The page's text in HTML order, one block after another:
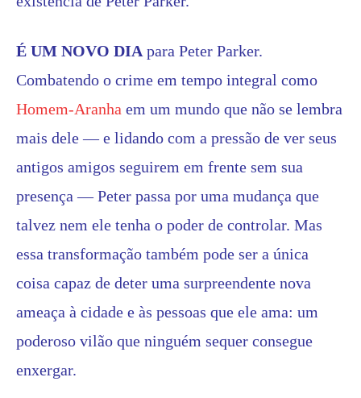
É UM NOVO DIA para Peter Parker.
Combatendo o crime em tempo integral como
Homem-Aranha em um mundo que não se lembra
mais dele — e lidando com a pressão de ver seus
antigos amigos seguirem em frente sem sua
presença — Peter passa por uma mudança que
talvez nem ele tenha o poder de controlar. Mas
essa transformação também pode ser a única
coisa capaz de deter uma surpreendente nova
ameaça à cidade e às pessoas que ele ama: um
poderoso vilão que ninguém sequer consegue
enxergar.